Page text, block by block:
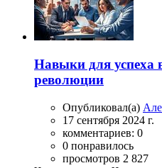
Навыки для успеха
революции
Опубликовал(а)
17 сентября 2024 г.
комментариев: 0
0 понравилось
просмотров 2 827